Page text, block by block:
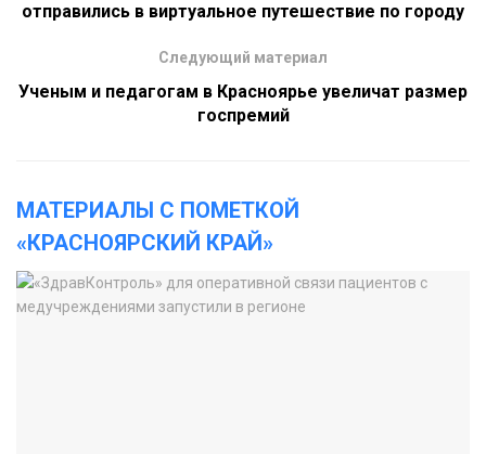
отправились в виртуальное путешествие по городу
Следующий материал
Ученым и педагогам в Красноярье увеличат размер
госпремий
МАТЕРИАЛЫ С ПОМЕТКОЙ
«КРАСНОЯРСКИЙ КРАЙ»